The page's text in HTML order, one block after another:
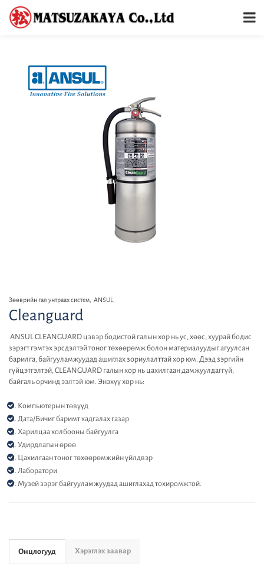
Зөөврийн гал унтраах систем ANSUL
Cleanguard
ANSUL CLEANGUARD цэвэр бодистой галын хор нь ус, хөөс, хуурай бодис
зэрэгт гэмтэх эрсдэлтэй тоног төхөөрөмж болон материалуудыг агуулсан
барилга, байгууламжуудад ашиглах зориулалттай хор юм. Дээд зэргийн
гүйцэтгэлтэй, CLEANGUARD галын хор нь цахилгаан дамжуулдаггүй,
байгаль орчинд ээлтэй юм. Энэхүү хор нь:
Компьютерын төвүүд
Дата/Бичиг баримт хадгалах газар
Харилцаа холбооны байгуулга
Удирдлагын өрөө
Цахилгаан тоног төхөөрөмжийн үйлдвэр
Лаборатори
Музей зэрэг байгууламжуудад ашиглахад тохиромжтой.
Онцлогууд Хэрэглэх заавар